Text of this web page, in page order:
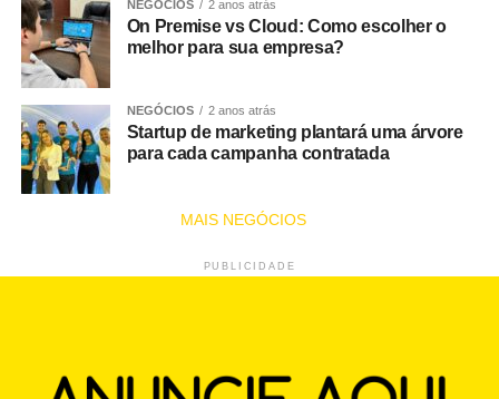
NEGÓCIOS 2 anos atrás
On Premise vs Cloud: Como escolher o
melhor para sua empresa?
NEGÓCIOS 2 anos atrás
Startup de marketing plantará uma árvore
para cada campanha contratada
MAIS NEGÓCIOS
PUBLICIDADE